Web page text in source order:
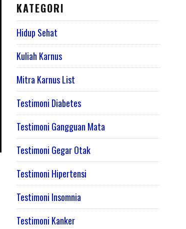
KATEGORI
Hidup Sehat
Kuliah Karnus
Mitra Karnus List
Testimoni Diabetes
Testimoni Gangguan Mata
Testimoni Gegar Otak
Testimoni Hipertensi
Testimoni Insomnia
Testimoni Kanker